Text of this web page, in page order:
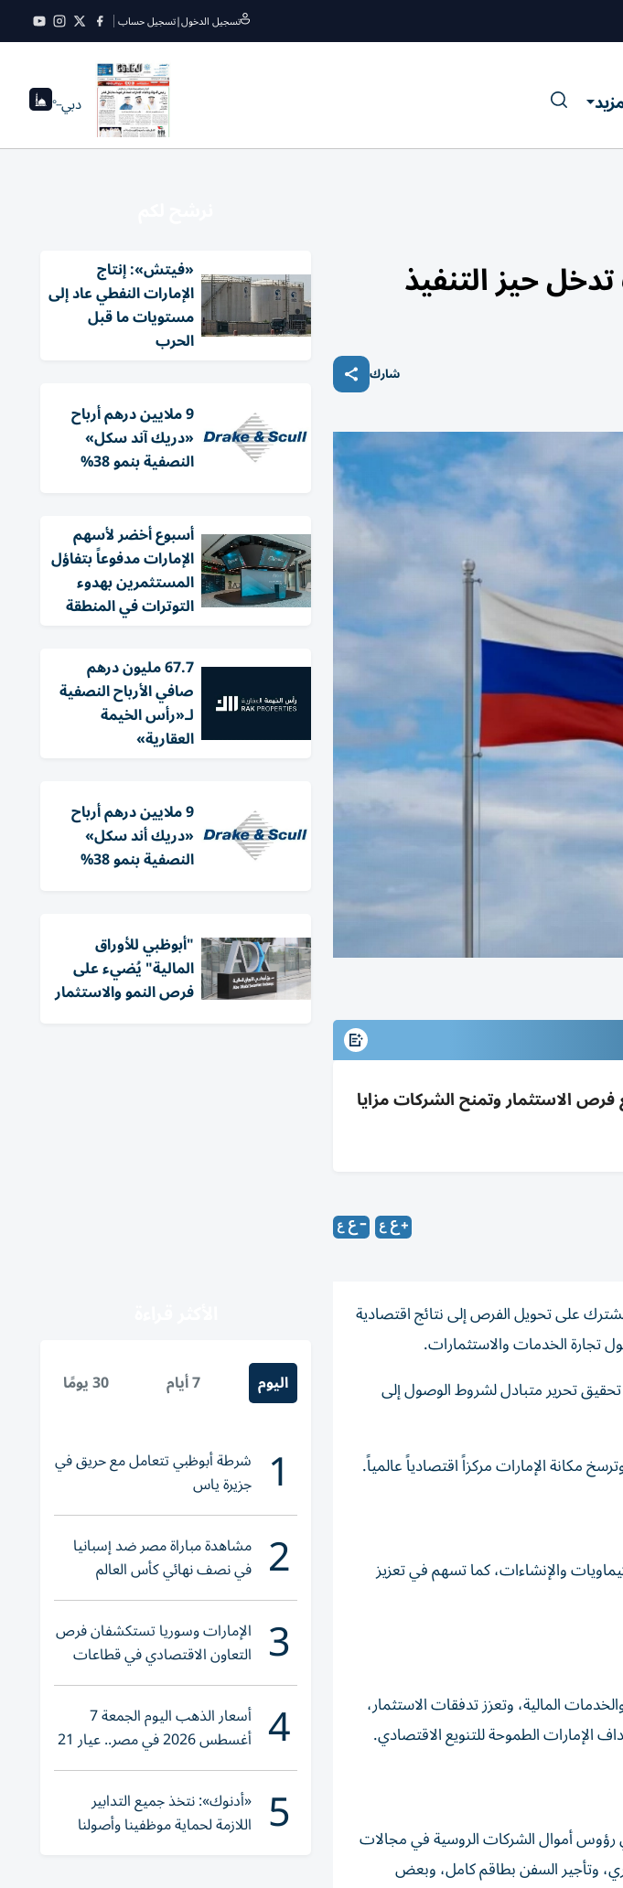
تسجيل الدخول|تسجيل حساب
دبي--°
حيز التنفيذ
شارك
فرص الاستثمار وتمنح الشركات مزايا
على تحويل الفرص إلى نتائج اقتصادية
تجارة الخدمات والاستثمارات.
تحرير متبادل لشروط الوصول إلى
مكانة الإمارات مركزاً اقتصادياً عالمياً.
والإنشاءات، كما تسهم في تعزيز
المالية، وتعزز تدفقات الاستثمار،
بأن الشركات الإماراتية ستحصل على فرصة المشاركة بنسبة 100% في رؤوس أموال الشركات الروسية في مجالات
وتأجير السفن بطاقم كامل، وبعض
«فيتش»: إنتاج
الإمارات النفطي عاد إلى
مستويات ما قبل
الحرب
9 ملايين درهم أرباح
«دريك آند سكل»
النصفية بنمو 38%
أسبوع أخضر لأسهم
الإمارات مدفوعاً بتفاؤل
المستثمرين بهدوء
التوترات في المنطقة
67.7 مليون درهم
صافي الأرباح النصفية
لـ«رأس الخيمة
العقارية»
9 ملايين درهم أرباح
«دريك أند سكل»
النصفية بنمو 38%
"أبوظبي للأوراق
المالية" يُضيء على
فرص النمو والاستثمار
اليوم 7 أيام 30 يومًا
1 شرطة أبوظبي تتعامل مع حريق في
جزيرة ياس
2 مشاهدة مباراة مصر ضد إسبانيا
في نصف نهائي كأس العالم
لناشئات اليد 2026
3 الإمارات وسوريا تستكشفان فرص
التعاون الاقتصادي في قطاعات
حيوية
4 أسعار الذهب اليوم الجمعة 7
أغسطس 2026 في مصر.. عيار 21
يقترب من هذا الرقم
5 «أدنوك»: نتخذ جميع التدابير
اللازمة لحماية موظفينا وأصولنا